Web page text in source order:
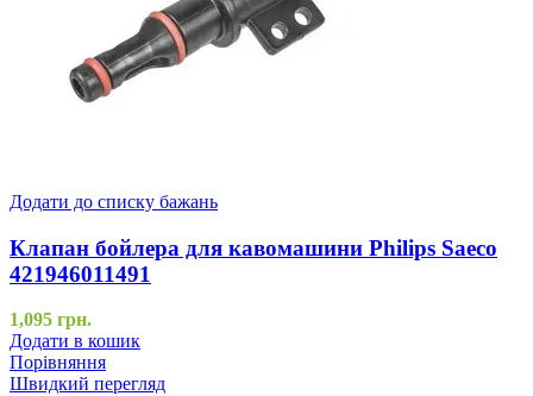
Додати до списку бажань
Клапан бойлера для кавомашини Philips Saeco
421946011491
1,095 грн.
Додати в кошик
Порівняння
Швидкий перегляд